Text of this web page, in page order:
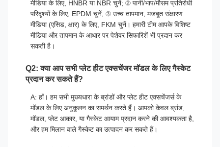
मीडिया के लिए, HNBR या NBR चुनें; ② पानी/भाप/मौसम प्रतिरोधी
परिदृश्यों के लिए, EPDM चुनें; ③ उच्च तापमान, मजबूत संक्षारण
मीडिया (एसिड, क्षार) के लिए, FKM चुनें। हमारी टीम आपके विशिष्ट
मीडिया और तापमान के आधार पर पेशेवर सिफारिशें भी प्रदान कर
सकती है।
Q2: क्या आप सभी प्लेट हीट एक्सचेंजर मॉडल के लिए गैस्केट
प्रदान कर सकते हैं?
A: हाँ। हम सभी मुख्यधारा के ब्रांडों और प्लेट हीट एक्सचेंजर्स के
मॉडल के लिए अनुकूलन का समर्थन करते हैं। आपको केवल ब्रांड,
मॉडल, प्लेट आकार, या गैस्केट आयाम प्रदान करने की आवश्यकता है,
और हम मिलान वाले गैस्केट का उत्पादन कर सकते हैं।